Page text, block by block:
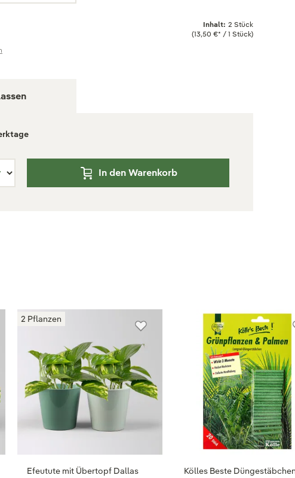
Inhalt: 2 Stück
(13,50 €* / 1 Stück)
In den Warenkorb
2 Pflanzen
Efeutute mit Übertopf Dallas
Kölles Beste